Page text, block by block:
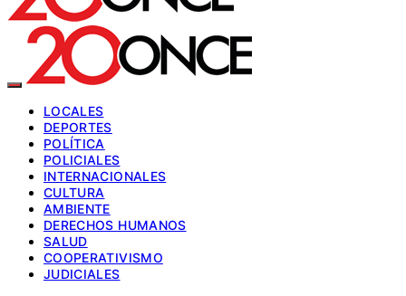
LOCALES
DEPORTES
POLÍTICA
POLICIALES
INTERNACIONALES
CULTURA
AMBIENTE
DERECHOS HUMANOS
SALUD
COOPERATIVISMO
JUDICIALES